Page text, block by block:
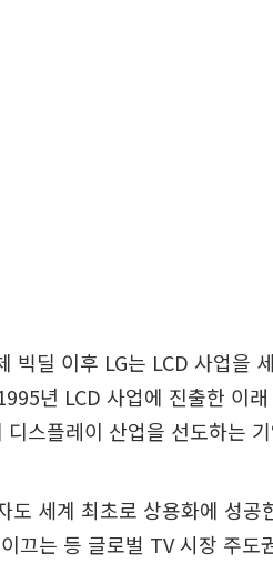
빅딜 이후 LG는 LCD 사업을
년 LCD 사업에 진출한 이
디스플레이 산업을 선도하는
도 세계 최초로 상용화에 성
끄는 등 글로벌 TV 시장 주